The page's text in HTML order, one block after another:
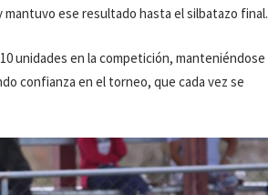
ese resultado hasta el silbatazo final.
unidades en la competición, manteniéndose
confianza en el torneo, que cada vez se